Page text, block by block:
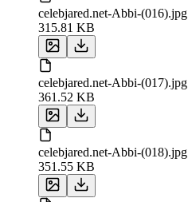
celebjared.net-Abbi-(016).jpg
315.81 KB
celebjared.net-Abbi-(017).jpg
361.52 KB
celebjared.net-Abbi-(018).jpg
351.55 KB